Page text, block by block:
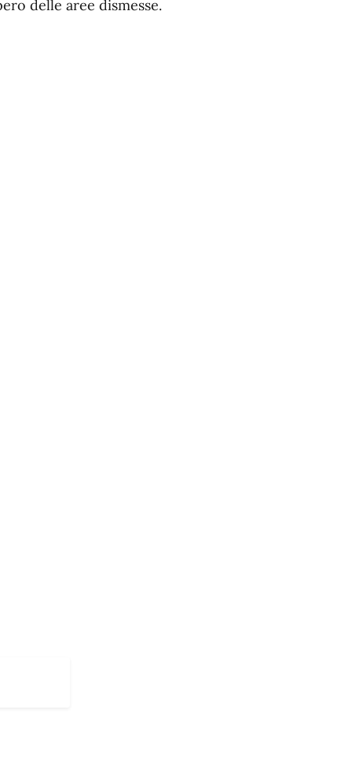
delle aree dismesse.